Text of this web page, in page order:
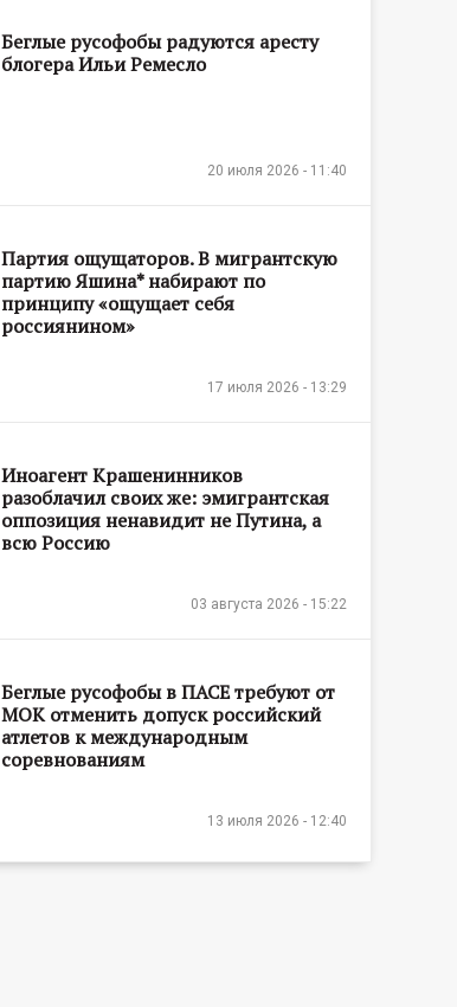
Беглые русофобы радуются аресту
блогера Ильи Ремесло
20 июля 2026 - 11:40
Партия ощущаторов. В мигрантскую
партию Яшина* набирают по
принципу «ощущает себя
россиянином»
17 июля 2026 - 13:29
Иноагент Крашенинников
разоблачил своих же: эмигрантская
оппозиция ненавидит не Путина, а
всю Россию
03 августа 2026 - 15:22
Беглые русофобы в ПАСЕ требуют от
МОК отменить допуск российский
атлетов к международным
соревнованиям
13 июля 2026 - 12:40